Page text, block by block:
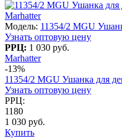
Marhatter
Модель: 11354/2 MGU
Узнать оптовую цену
РРЦ: 1 030 руб.
Marhatter
-13%
11354/2 MGU Ушанка для
Узнать оптовую цену
РРЦ:
1180
1 030 руб.
Купить